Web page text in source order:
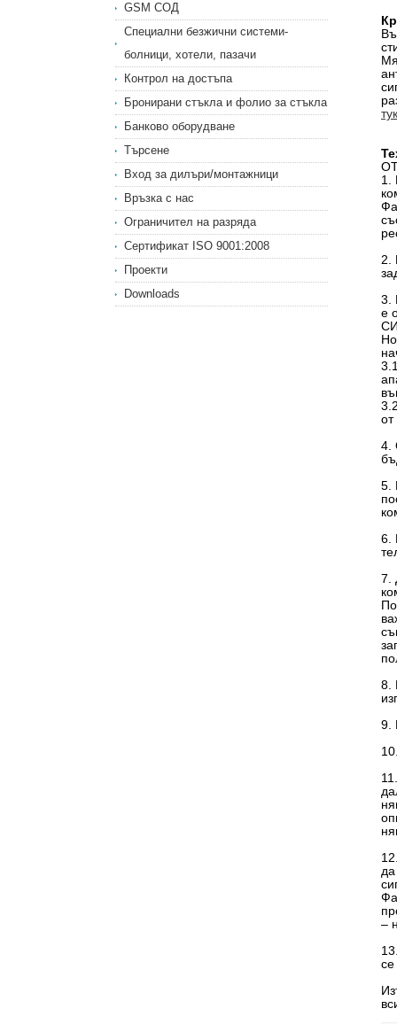
тук
1.
2.
3.
е
4.
5.
6.
7.
8.
9.
–
GSM СОД
Специални безжични системи-
болници, хотели, пазачи
Контрол на достъпа
Бронирани стъкла и фолио за стъкла
Банково оборудване
Търсене
Вход за дилъри/монтажници
Връзка с нас
Ограничител на разряда
Сертификат ISO 9001:2008
Проекти
Downloads